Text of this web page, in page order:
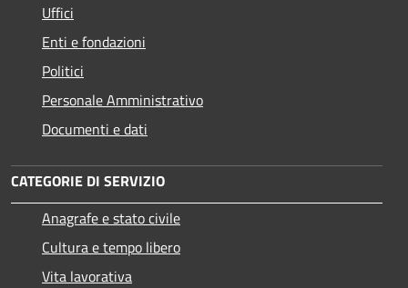
Uffici
Enti e fondazioni
Politici
Personale Amministrativo
Documenti e dati
CATEGORIE DI SERVIZIO
Anagrafe e stato civile
Cultura e tempo libero
Vita lavorativa